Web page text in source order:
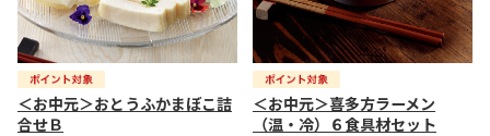
＜お中元＞おとうふかまぼこ詰
合せＢ
＜お中元＞喜多方ラーメン
（温・冷）６食具材セット